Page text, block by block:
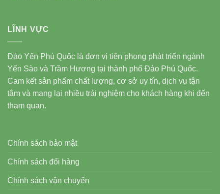
LĨNH VỰC
Đảo Yến Phú Quốc là đơn vị tiên phong phát triển ngành
Yến Sào và Trầm Hương tại thành phố Đảo Phú Quốc.
Cam kết sản phẩm chất lượng, cơ sở uy tín, dịch vụ tận
tâm và mang lại nhiều trải nghiệm cho khách hàng khi đến
tham quan.
Chính sách bảo mật
Chính sách đổi hàng
Chính sách vận chuyển